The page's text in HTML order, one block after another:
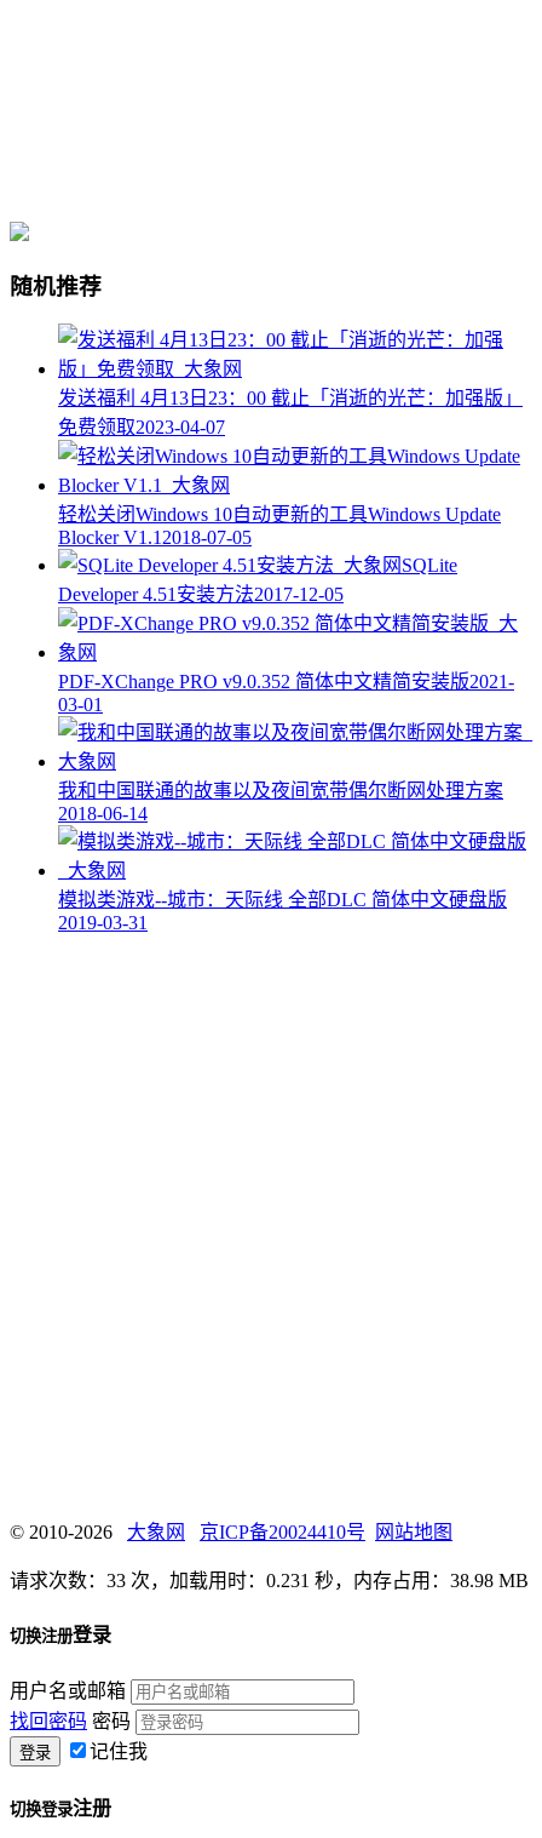
随机推荐
发送福利 4月13日23：00 截止「消逝的光芒：加强版」
免费领取2023-04-07
轻松关闭Windows 10自动更新的工具Windows Update
Blocker V1.1 2018-07-05
SQLite
Developer 4.51安装方法2017-12-05
PDF-XChange PRO v9.0.352 简体中文精简安装版2021-
03-01
我和中国联通的故事以及夜间宽带偶尔断网处理方案
2018-06-14
模拟类游戏--城市：天际线 全部DLC 简体中文硬盘版
2019-03-31
© 2010-2026 大象网 京ICP备20024410号 网站地图
请求次数：33 次，加载用时：0.231 秒，内存占用：38.98 MB
切换注册登录
用户名或邮箱
找回密码 密码
记住我
切换登录注册